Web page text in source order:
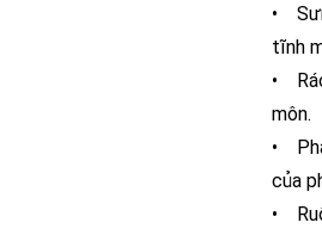
•
tĩnh
•
môn.
•
của
•